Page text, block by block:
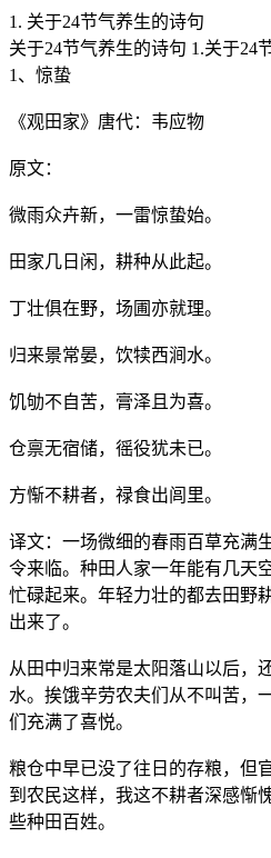
1. 关于24节气养生的诗句
关于24节气养生的诗句 1.关于24
1、惊蛰
《观田家》唐代：韦应物
原文：
微雨众卉新，一雷惊蛰始。
田家几日闲，耕种从此起。
丁壮俱在野，场圃亦就理。
归来景常晏，饮犊西涧水。
饥劬不自苦，膏泽且为喜。
仓禀无宿储，徭役犹未已。
方惭不耕者，禄食出闾里。
译文：一场微细的春雨百草充满
令来临。种田人家一年能有几天
忙碌起来。年轻力壮的都去田野
出来了。
从田中归来常是太阳落山以后，
水。挨饿辛劳农夫们从不叫苦，
们充满了喜悦。
粮仓中早已没了往日的存粮，但
到农民这样，我这不耕者深感惭
些种田百姓。